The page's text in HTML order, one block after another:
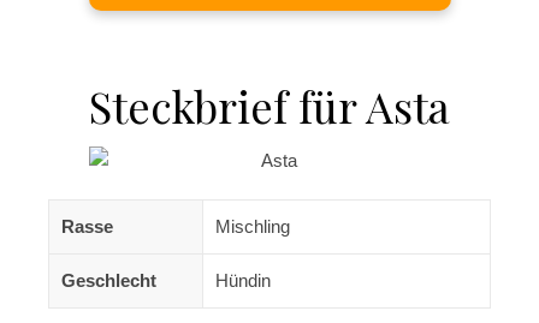
Steckbrief für Asta
Rasse Mischling
Geschlecht Hündin